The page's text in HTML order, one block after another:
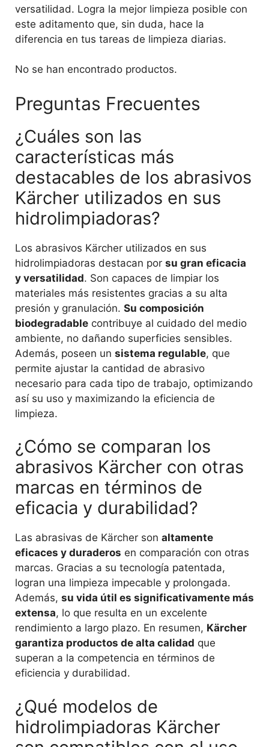
versatilidad. Logra la mejor limpieza posible con
este aditamento que, sin duda, hace la
diferencia en tus tareas de limpieza diarias.
No se han encontrado productos.
Preguntas Frecuentes
¿Cuáles son las
características más
destacables de los abrasivos
Kärcher utilizados en sus
hidrolimpiadoras?
Los abrasivos Kärcher utilizados en sus
hidrolimpiadoras destacan por su gran eficacia
y versatilidad. Son capaces de limpiar los
materiales más resistentes gracias a su alta
presión y granulación. Su composición
biodegradable contribuye al cuidado del medio
ambiente, no dañando superficies sensibles.
Además, poseen un sistema regulable, que
permite ajustar la cantidad de abrasivo
necesario para cada tipo de trabajo, optimizando
así su uso y maximizando la eficiencia de
limpieza.
¿Cómo se comparan los
abrasivos Kärcher con otras
marcas en términos de
eficacia y durabilidad?
Las abrasivas de Kärcher son altamente
eficaces y duraderos en comparación con otras
marcas. Gracias a su tecnología patentada,
logran una limpieza impecable y prolongada.
Además, su vida útil es significativamente más
extensa, lo que resulta en un excelente
rendimiento a largo plazo. En resumen, Kärcher
garantiza productos de alta calidad que
superan a la competencia en términos de
eficiencia y durabilidad.
¿Qué modelos de
hidrolimpiadoras Kärcher